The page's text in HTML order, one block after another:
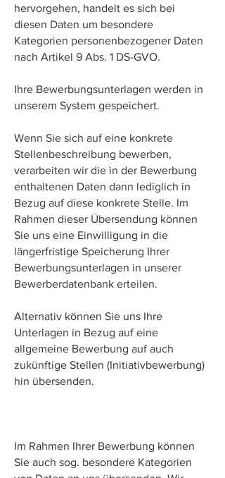
hervorgehen, handelt es sich bei
diesen Daten um besondere
Kategorien personenbezogener Daten
nach Artikel 9 Abs. 1 DS-GVO.
Ihre Bewerbungsunterlagen werden in
unserem System gespeichert.
Wenn Sie sich auf eine konkrete
Stellenbeschreibung bewerben,
verarbeiten wir die in der Bewerbung
enthaltenen Daten dann lediglich in
Bezug auf diese konkrete Stelle. Im
Rahmen dieser Übersendung können
Sie uns eine Einwilligung in die
längerfristige Speicherung Ihrer
Bewerbungsunterlagen in unserer
Bewerberdatenbank erteilen.
Alternativ können Sie uns Ihre
Unterlagen in Bezug auf eine
allgemeine Bewerbung auf auch
zukünftige Stellen (Initiativbewerbung)
hin übersenden.
Im Rahmen Ihrer Bewerbung können
Sie auch sog. besondere Kategorien